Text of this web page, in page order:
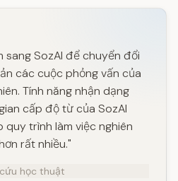
sang SozAI để chuyển đổi
các cuộc phỏng vấn của
Tính năng nhận dạng
cấp độ từ của SozAI
quy trình làm việc nghiên
rất nhiều."
học thuật